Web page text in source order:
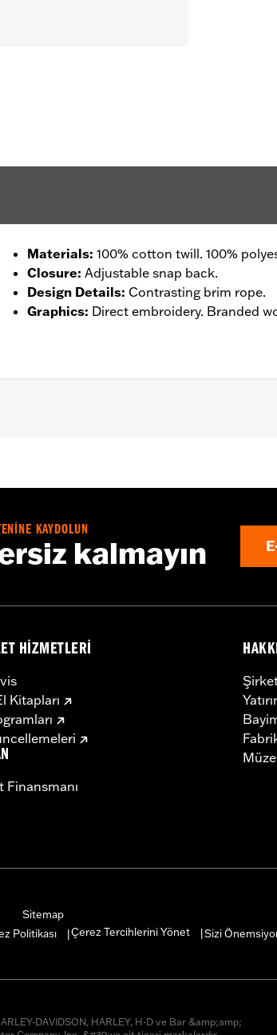
Materials: 100% cotton twill. 100%
Closure: Adjustable snap back.
Design Details: Contrasting brim rope.
Graphics: Direct embroidery. Branded
KAYDOLUN
kalmayın
HIZMETLERI
Kitapları
Müze
Sitemap
Politikası Çerez Tercihlerini Yönet Sizi
DAVIDSON, HARLEY, H-D ve Bar &amp;amp;